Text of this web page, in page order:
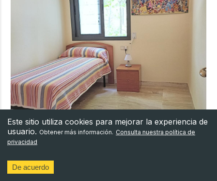
Este sitio utiliza cookies para mejorar la experiencia de
usuario. Obtener más información. Consulta nuestra política de
privacidad
De acuerdo